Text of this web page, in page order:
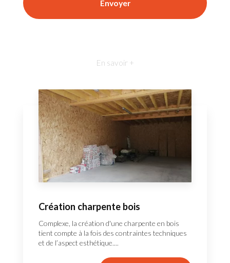
En savoir +
Création charpente bois
Complexe, la création d'une charpente en bois
tient compte à la fois des contraintes techniques
et de l’aspect esthétique....